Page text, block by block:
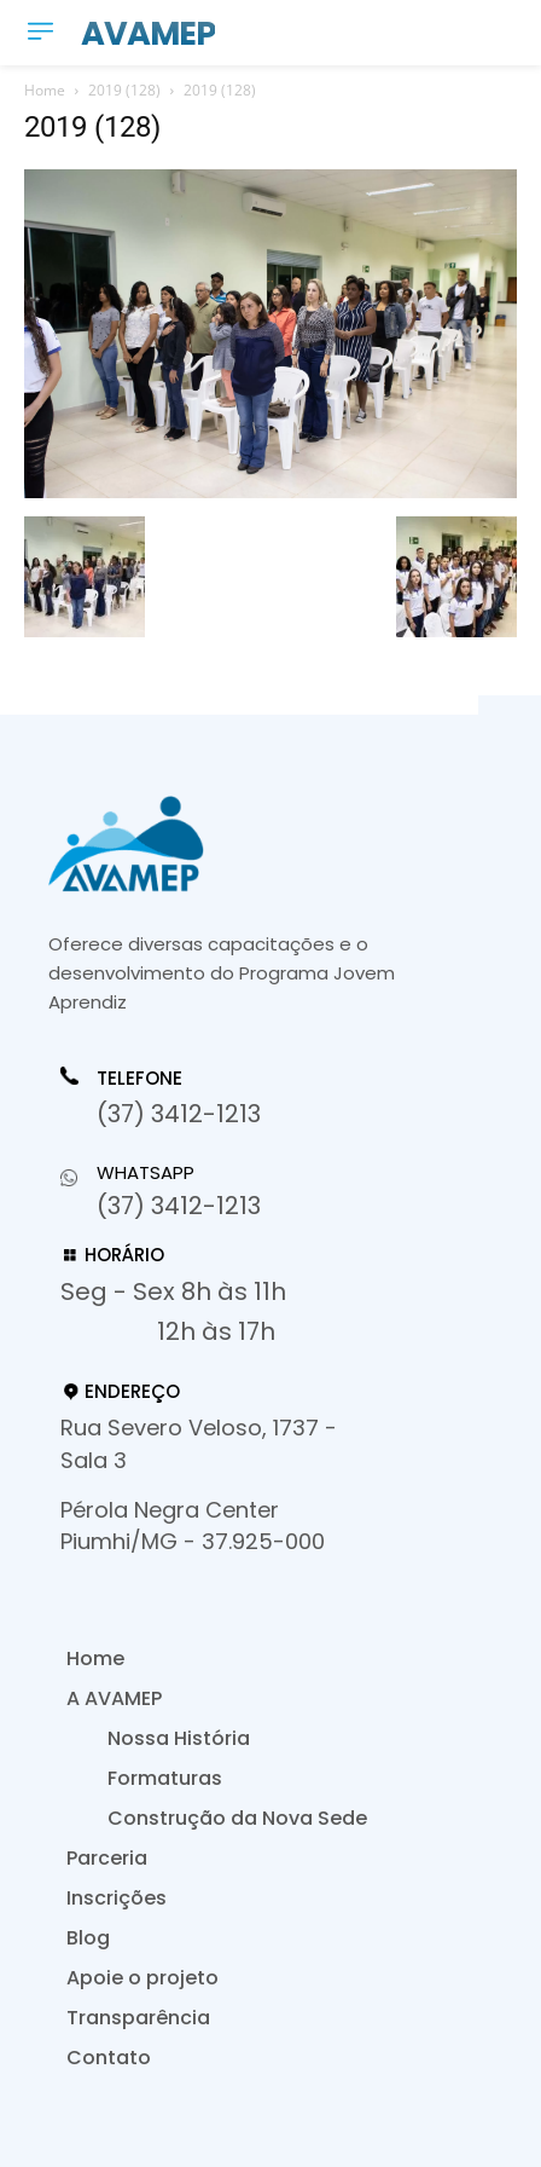
AVAMEP
Home 2019 (128) 2019 (128)
2019 (128)
Oferece diversas capacitações e o
desenvolvimento do Programa Jovem
Aprendiz
TELEFONE
(37) 3412-1213
WHATSAPP
(37) 3412-1213
HORÁRIO
Seg - Sex 8h às 11h
12h às 17h
ENDEREÇO
Rua Severo Veloso, 1737 -
Sala 3
Pérola Negra Center
Piumhi/MG - 37.925-000
Home
A AVAMEP
Nossa História
Formaturas
Construção da Nova Sede
Parceria
Inscrições
Blog
Apoie o projeto
Transparência
Contato